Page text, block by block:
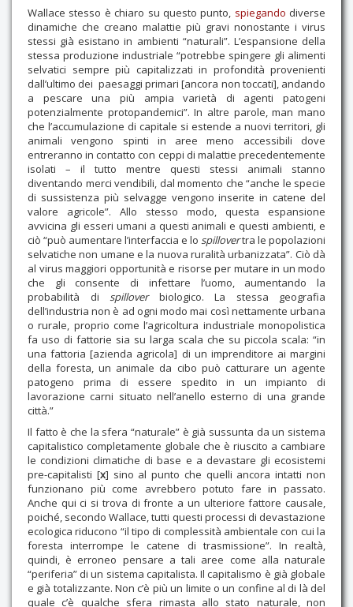
Wallace stesso è chiaro su questo punto, spiegando diverse
dinamiche che creano malattie più gravi nonostante i virus
stessi già esistano in ambienti “naturali”. L’espansione della
stessa produzione industriale “potrebbe spingere gli alimenti
selvatici sempre più capitalizzati in profondità provenienti
dall’ultimo dei paesaggi primari [ancora non toccati], andando
a pescare una più ampia varietà di agenti patogeni
potenzialmente protopandemici”. In altre parole, man mano
che l’accumulazione di capitale si estende a nuovi territori, gli
animali vengono spinti in aree meno accessibili dove
entreranno in contatto con ceppi di malattie precedentemente
isolati – il tutto mentre questi stessi animali stanno
diventando merci vendibili, dal momento che “anche le specie
di sussistenza più selvagge vengono inserite in catene del
valore agricole”. Allo stesso modo, questa espansione
avvicina gli esseri umani a questi animali e questi ambienti, e
ciò “può aumentare l’interfaccia e lo spillovertra le popolazioni
selvatiche non umane e la nuova ruralità urbanizzata”. Ciò dà
al virus maggiori opportunità e risorse per mutare in un modo
che gli consente di infettare l’uomo, aumentando la
probabilità di spilloverbiologico. La stessa geografia
dell’industria non è ad ogni modo mai così nettamente urbana
o rurale, proprio come l’agricoltura industriale monopolistica
fa uso di fattorie sia su larga scala che su piccola scala: “in
una fattoria [azienda agricola] di un imprenditore ai margini
della foresta, un animale da cibo può catturare un agente
patogeno prima di essere spedito in un impianto di
lavorazione carni situato nell’anello esterno di una grande
città.”
Il fatto è che la sfera “naturale” è già sussunta da un sistema
capitalistico completamente globale che è riuscito a cambiare
le condizioni climatiche di base e a devastare gli ecosistemi
pre-capitalisti [x] sino al punto che quelli ancora intatti non
funzionano più come avrebbero potuto fare in passato.
Anche qui ci si trova di fronte a un ulteriore fattore causale,
poiché, secondo Wallace, tutti questi processi di devastazione
ecologica riducono “il tipo di complessità ambientale con cui la
foresta interrompe le catene di trasmissione”. In realtà,
quindi, è erroneo pensare a tali aree come alla naturale
“periferia” di un sistema capitalista. Il capitalismo è già globale
e già totalizzante. Non c’è più un limite o un confine al di là del
quale c’è qualche sfera rimasta allo stato naturale, non